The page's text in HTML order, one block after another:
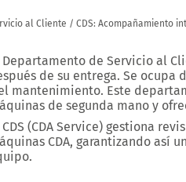
al Cliente / CDS: Acompañamiento
Departamento de Servicio al
de su entrega. Se
mantenimiento. Este
de segunda mano y
CDS (CDA Service) gestiona
CDA, garantizando así